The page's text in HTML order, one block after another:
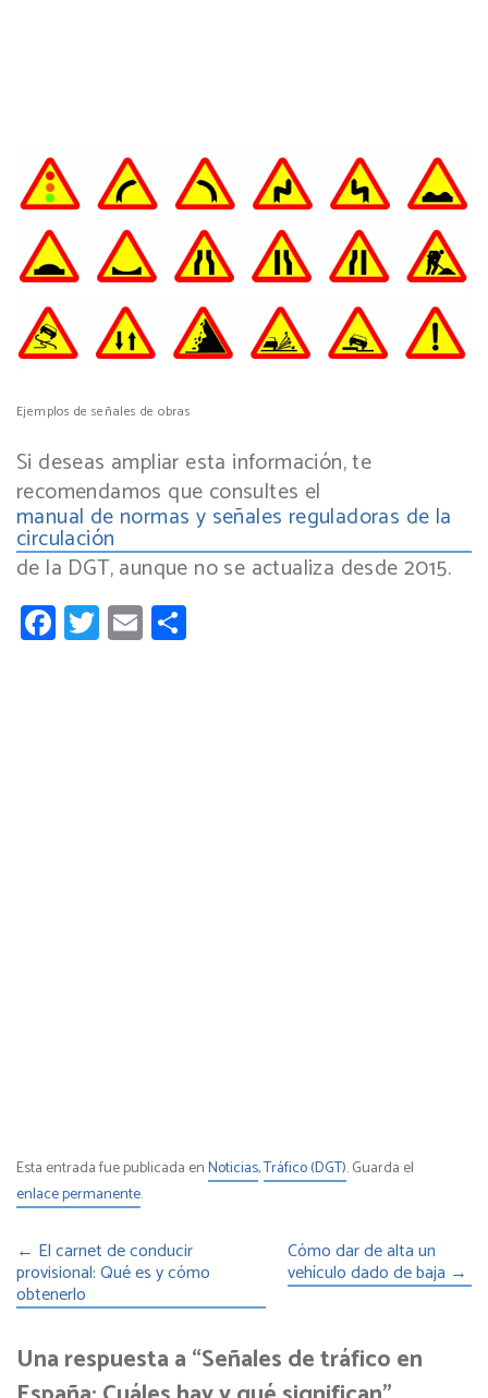
Ejemplos de señales de obras
Si deseas ampliar esta información, te
recomendamos que consultes el
manual de normas y señales reguladoras de la
circulación
de la DGT, aunque no se actualiza desde 2015.
Facebook
Twitter
Email
Esta entrada fue publicada enNoticias,Tráfico (DGT). Guarda el
enlace permanente.
← El carnet de conducir
provisional: Qué es y cómo
obtenerlo
Cómo dar de alta un
vehículo dado de baja →
Una respuesta a “Señales de tráfico en